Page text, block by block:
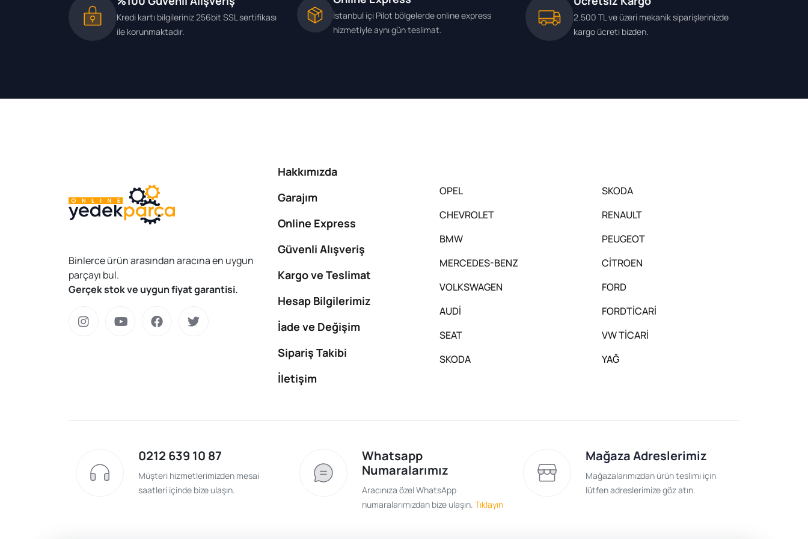
Kredi kartı bilgileriniz 256bit SSL sertifikası
ile korunmaktadır.
İstanbul içi Pilot bölgelerde online express
hizmetiyle aynı gün teslimat.
2.500 TL ve üzeri mekanik siparişlerinizde
kargo ücreti bizden.
Binlerce ürün arasından aracına en uygun
parçayı bul.
Gerçek stok ve uygun fiyat garantisi.
Hakkımızda
Garajım
Online Express
Güvenli Alışveriş
Kargo ve Teslimat
Hesap Bilgilerimiz
İade ve Değişim
Sipariş Takibi
İletişim
OPEL
CHEVROLET
BMW
MERCEDES-BENZ
VOLKSWAGEN
AUDİ
SEAT
SKODA
SKODA
RENAULT
PEUGEOT
CİTROEN
FORD
FORDTİCARİ
VW TİCARİ
YAĞ
0212 639 10 87
Müşteri hizmetlerimizden mesai
saatleri içinde bize ulaşın.
Whatsapp
Numaralarımız
Aracınıza özel WhatsApp
numaralarımızdan bize ulaşın. Tıklayın
Mağaza Adreslerimiz
Mağazalarımızdan ürün teslimi için
lütfen adreslerimize göz atın.